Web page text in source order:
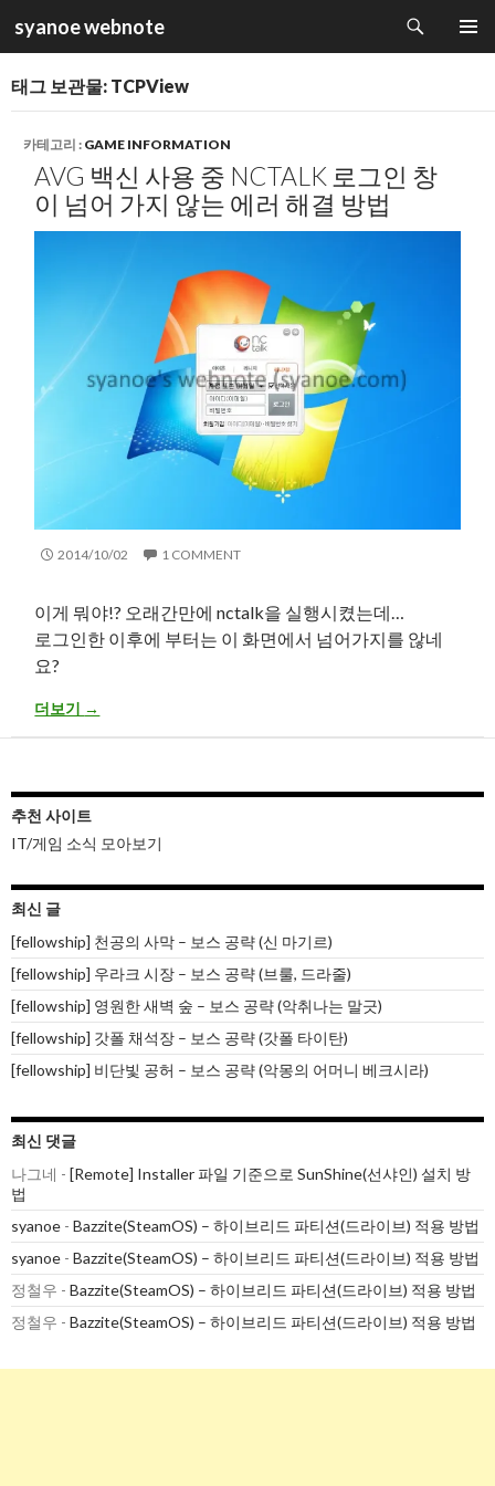
syanoe webnote
색
츠
로
건
태그 보관물: TCPView
카테고리 : GAME INFORMATION
AVG 백신 사용 중 NCTALK 로그인 창
이 넘어 가지 않는 에러 해결 방법
2014/10/02 1 COMMENT
이게 뭐야!? 오래간만에 nctalk을 실행시켰는데…
로그인한 이후에 부터는 이 화면에서 넘어가지를 않네
요?
AVG 백신 사용 중 nctalk 로그인 창이 넘어 가지 않는 에러 해결 방법
더보기 →
추천 사이트
IT/게임 소식 모아보기
최신 글
[fellowship] 천공의 사막 – 보스 공략 (신 마기르)
[fellowship] 우라크 시장 – 보스 공략 (브룰, 드라줄)
[fellowship] 영원한 새벽 숲 – 보스 공략 (악취나는 말긋)
[fellowship] 갓폴 채석장 – 보스 공략 (갓폴 타이탄)
[fellowship] 비단빛 공허 – 보스 공략 (악몽의 어머니 베크시라)
최신 댓글
나그네 - [Remote] Installer 파일 기준으로 SunShine(선샤인) 설치 방
법
syanoe - Bazzite(SteamOS) – 하이브리드 파티션(드라이브) 적용 방법
syanoe - Bazzite(SteamOS) – 하이브리드 파티션(드라이브) 적용 방법
정철우 - Bazzite(SteamOS) – 하이브리드 파티션(드라이브) 적용 방법
정철우 - Bazzite(SteamOS) – 하이브리드 파티션(드라이브) 적용 방법